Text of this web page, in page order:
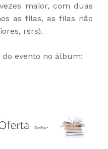
maior, com duas
as filas, as filas não
rsrs).
evento no álbum: